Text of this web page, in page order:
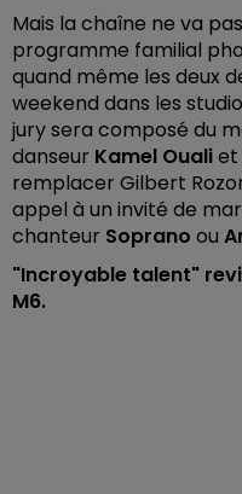
Mais la chaîne ne va
programme familial
quand même les deux
weekend dans les
jury sera composé du
danseur Kamel Oualiet
remplacer Gilbert
appel à un invité de
chanteur Soprano ou
"Incroyable talent"
M6.